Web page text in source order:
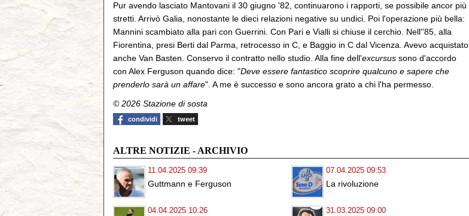
Pur avendo lasciato Mantovani il 30 giugno '82, continuarono i rapporti, se possibile ancor più
stretti. Arrivò Galia, nonostante le dieci relazioni negative su undici. Poi l'operazione più bella:
Mannini scambiato alla pari con Guerrini. Con Pari e Vialli si chiuse il cerchio. Nell''85, alla
Fiorentina, presi Berti dal Parma, retrocesso in C, e Baggio in C dal Vicenza. Avevo acquistato
anche Van Basten. Conservo il contratto nello studio. Alla fine dell'excursus sono d'accordo
con Alex Ferguson quando dice: "Deve essere fantastico scoprire qualcuno e sapere che
prenderlo sarà un affare". A me è successo e sono ancora grato a chi l'ha permesso.
© 2026 Stazione di sosta
condividi tweet
ALTRE NOTIZIE - ARCHIVIO
11.04.2025 09:39
Guttmann e Ferguson
07.04.2025 09:53
La rivoluzione
04.04.2025 10:26 31.03.2025 09:00